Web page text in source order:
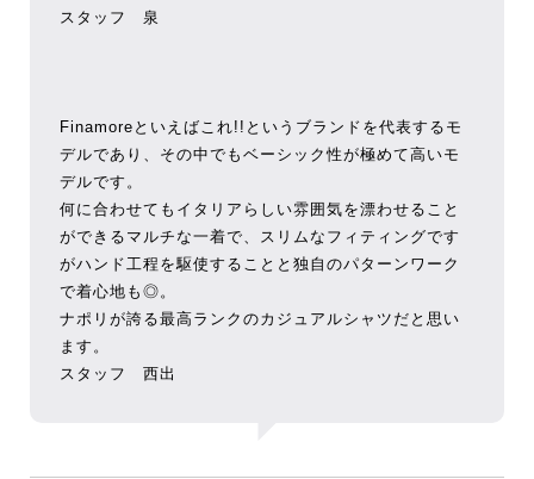
スタッフ 泉
Finamoreといえばこれ!!というブランドを代表するモ
デルであり、その中でもベーシック性が極めて高いモ
デルです。
何に合わせてもイタリアらしい雰囲気を漂わせること
ができるマルチな一着で、スリムなフィティングです
がハンド工程を駆使することと独自のパターンワーク
で着心地も◎。
ナポリが誇る最高ランクのカジュアルシャツだと思い
ます。
スタッフ 西出